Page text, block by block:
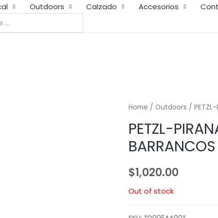
Outdoors Calzado Accesorios
Home / Outdoors / PETZL-
PETZL-
BARRANCOS
$1,020.00
Out of stock